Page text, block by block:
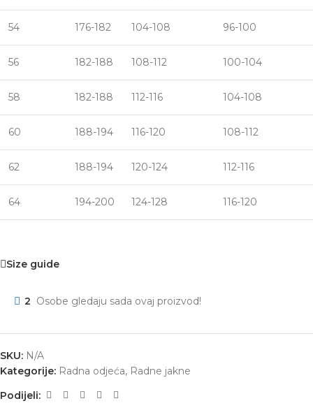
54 176-182 104-108 96-100
56 182-188 108-112 100-104
58 182-188 112-116 104-108
60 188-194 116-120 108-112
62 188-194 120-124 112-116
64 194-200 124-128 116-120
Size guide
2 Osobe gledaju sada ovaj proizvod!
SKU: N/A
Kategorije: Radna odjeća, Radne jakne
Podijeli: